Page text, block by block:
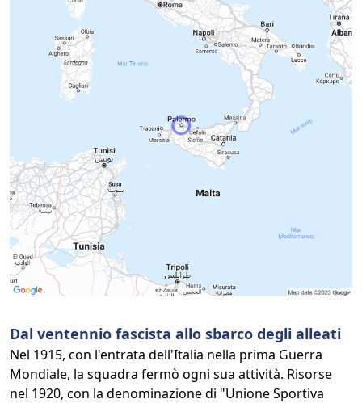
Dal ventennio fascista allo sbarco degli alleati
Nel 1915, con l'entrata dell'Italia nella prima Guerra
Mondiale, la squadra fermò ogni sua attività. Risorse
nel 1920, con la denominazione di "Unione Sportiva